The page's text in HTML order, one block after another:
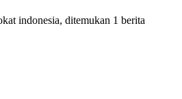
indonesia, ditemukan 1 berita